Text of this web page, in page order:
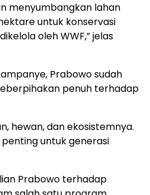
menyumbangkan lahan
untuk konservasi
oleh WWF,” jelas
Prabowo sudah
penuh terhadap
hewan, dan ekosistemnya.
untuk generasi
Prabowo terhadap